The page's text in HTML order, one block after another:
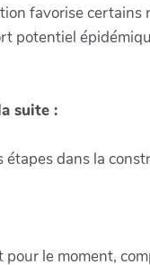
favorise certains
potentiel
suite :
étapes dans la
le moment,